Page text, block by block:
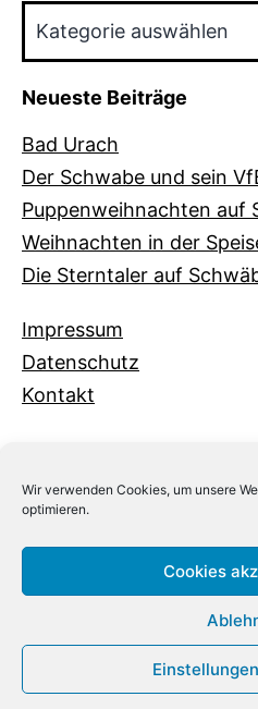
Wir verwenden Cookies, um unsere
optimieren.
Cookies
Neueste Beiträge
Bad Urach
Der Schwabe und sein
Puppenweihnachten auf
Weihnachten in der
Die Sterntaler auf
Impressum
Datenschutz
Kontakt
tiny pigeon